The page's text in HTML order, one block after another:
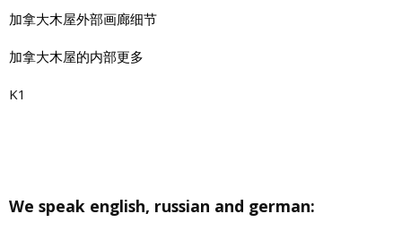
加拿大木屋外部画廊细节
加拿大木屋的内部更多
K1
We speak english, russian and german: